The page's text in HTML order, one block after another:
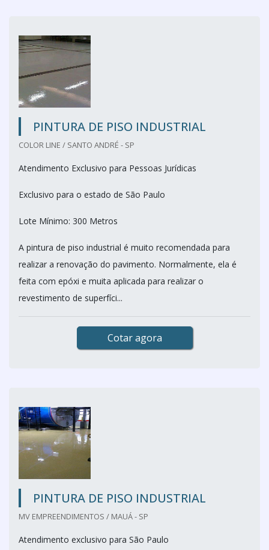
PINTURA DE PISO INDUSTRIAL
COLOR LINE / SANTO ANDRÉ - SP
Atendimento Exclusivo para Pessoas Jurídicas
Exclusivo para o estado de São Paulo
Lote Mínimo: 300 Metros
A pintura de piso industrial é muito recomendada para
realizar a renovação do pavimento. Normalmente, ela é
feita com epóxi e muita aplicada para realizar o
revestimento de superfíci...
Cotar agora
PINTURA DE PISO INDUSTRIAL
MV EMPREENDIMENTOS / MAUÁ - SP
Atendimento exclusivo para São Paulo